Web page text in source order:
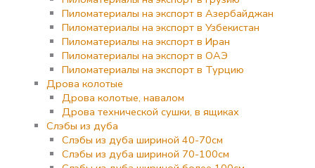
Пиломатериалы на экспорт в Азербайджан
Пиломатериалы на экспорт в Узбекистан
Пиломатериалы на экспорт в Иран
Пиломатериалы на экспорт в ОАЭ
Пиломатериалы на экспорт в Турцию
Дрова колотые
Дрова колотые, навалом
Дрова технической сушки, в ящиках
Слэбы из дуба
Слэбы из дуба шириной 40-70см
Слэбы из дуба шириной 70-100см